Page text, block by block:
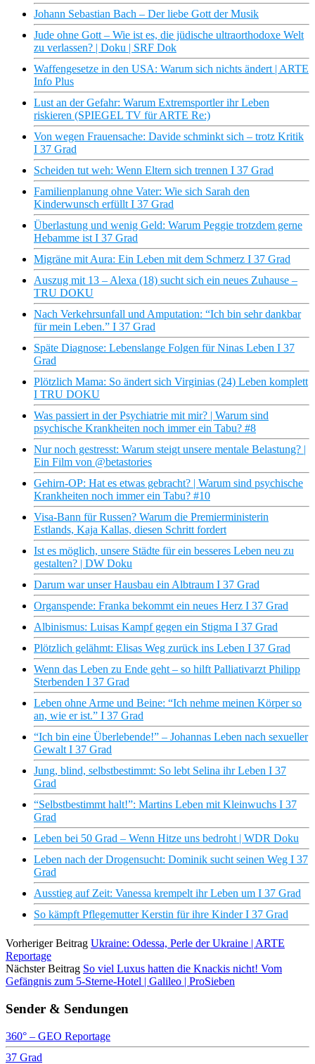
Johann Sebastian Bach – Der liebe Gott der Musik
Jude ohne Gott – Wie ist es, die jüdische ultraorthodoxe Welt
zu verlassen? | Doku | SRF Dok
Waffengesetze in den USA: Warum sich nichts ändert | ARTE
Info Plus
Lust an der Gefahr: Warum Extremsportler ihr Leben
riskieren (SPIEGEL TV für ARTE Re:)
Von wegen Frauensache: Davide schminkt sich – trotz Kritik
I 37 Grad
Scheiden tut weh: Wenn Eltern sich trennen I 37 Grad
Familienplanung ohne Vater: Wie sich Sarah den
Kinderwunsch erfüllt I 37 Grad
Überlastung und wenig Geld: Warum Peggie trotzdem gerne
Hebamme ist I 37 Grad
Migräne mit Aura: Ein Leben mit dem Schmerz I 37 Grad
Auszug mit 13 – Alexa (18) sucht sich ein neues Zuhause –
TRU DOKU
Nach Verkehrsunfall und Amputation: “Ich bin sehr dankbar
für mein Leben.” I 37 Grad
Späte Diagnose: Lebenslange Folgen für Ninas Leben I 37
Grad
Plötzlich Mama: So ändert sich Virginias (24) Leben komplett
I TRU DOKU
Was passiert in der Psychiatrie mit mir? | Warum sind
psychische Krankheiten noch immer ein Tabu? #8
Nur noch gestresst: Warum steigt unsere mentale Belastung? |
Ein Film von @betastories
Gehirn-OP: Hat es etwas gebracht? | Warum sind psychische
Krankheiten noch immer ein Tabu? #10
Visa-Bann für Russen? Warum die Premierministerin
Estlands, Kaja Kallas, diesen Schritt fordert
Ist es möglich, unsere Städte für ein besseres Leben neu zu
gestalten? | DW Doku
Darum war unser Hausbau ein Albtraum I 37 Grad
Organspende: Franka bekommt ein neues Herz I 37 Grad
Albinismus: Luisas Kampf gegen ein Stigma I 37 Grad
Plötzlich gelähmt: Elisas Weg zurück ins Leben I 37 Grad
Wenn das Leben zu Ende geht – so hilft Palliativarzt Philipp
Sterbenden I 37 Grad
Leben ohne Arme und Beine: “Ich nehme meinen Körper so
an, wie er ist.” I 37 Grad
“Ich bin eine Überlebende!” – Johannas Leben nach sexueller
Gewalt I 37 Grad
Jung, blind, selbstbestimmt: So lebt Selina ihr Leben I 37
Grad
“Selbstbestimmt halt!”: Martins Leben mit Kleinwuchs I 37
Grad
Leben bei 50 Grad – Wenn Hitze uns bedroht | WDR Doku
Leben nach der Drogensucht: Dominik sucht seinen Weg I 37
Grad
Ausstieg auf Zeit: Vanessa krempelt ihr Leben um I 37 Grad
So kämpft Pflegemutter Kerstin für ihre Kinder I 37 Grad
Vorheriger Beitrag Ukraine: Odessa, Perle der Ukraine | ARTE
Reportage
Nächster Beitrag So viel Luxus hatten die Knackis nicht! Vom
Gefängnis zum 5-Sterne-Hotel | Galileo | ProSieben
Sender & Sendungen
360° – GEO Reportage
37 Grad